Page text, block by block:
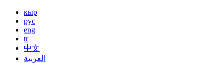
кыр
рус
eng
tr
中文
العربية